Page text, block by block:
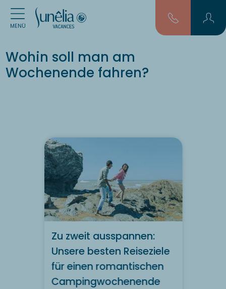
MENÜ
Wohin soll man am
Wochenende fahren?
Zu zweit ausspannen:
Unsere besten Reiseziele
für einen romantischen
Campingwochenende